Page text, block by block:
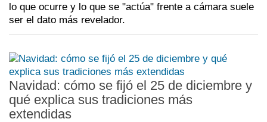
lo que ocurre y lo que se "actúa" frente a cámara suele
ser el dato más revelador.
Navidad: cómo se fijó el 25 de diciembre y
qué explica sus tradiciones más
extendidas